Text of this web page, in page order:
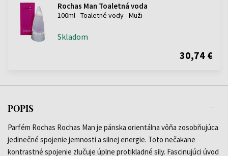
Rochas Man Toaletná voda
100ml - Toaletné vody - Muži
Skladom
30,74 €
POPIS
Parfém Rochas Rochas Man je pánska orientálna vôňa zosobňujúca
jedinečné spojenie jemnosti a silnej energie. Toto nečakane
kontrastné spojenie zlučuje úplne protikladné sily. Fascinujúci úvod